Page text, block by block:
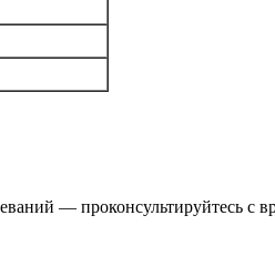
— проконсультируйтесь с